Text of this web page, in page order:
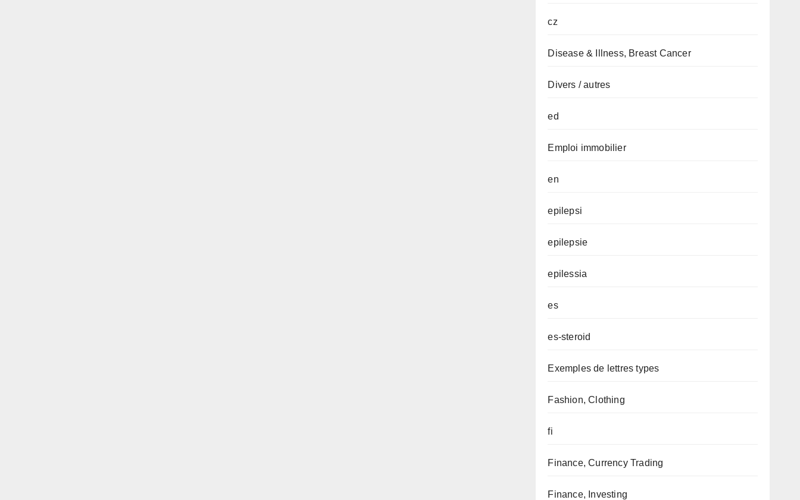
cz
Disease & Illness, Breast Cancer
Divers / autres
ed
Emploi immobilier
en
epilepsi
epilepsie
epilessia
es
es-steroid
Exemples de lettres types
Fashion, Clothing
fi
Finance, Currency Trading
Finance, Investing